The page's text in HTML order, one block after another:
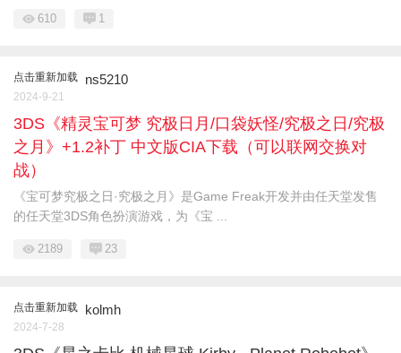
610 1
点击重新加载 ns5210
2024-9-21
3DS《精灵宝可梦 究极日月/口袋妖怪/究极之日/究极
之月》+1.2补丁 中文版CIA下载（可以联网交换对
战）
《宝可梦究极之日·究极之月》是Game Freak开发并由任天堂发售
的任天堂3DS角色扮演游戏，为《宝 ...
2189 23
点击重新加载 kolmh
2024-7-28